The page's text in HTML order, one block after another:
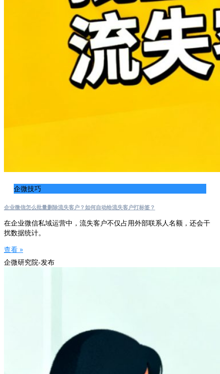
企微技巧
企业微信怎么批量删除流失客户？如何自动给流失客户打标签？
在企业微信私域运营中，流失客户不仅占用外部联系人名额，还会干
扰数据统计。
查看 »
企微研究院-发布